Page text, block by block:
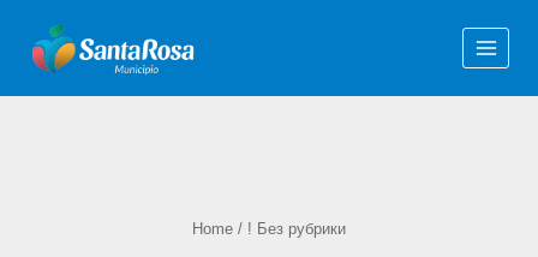
Home / ! Без рубрики